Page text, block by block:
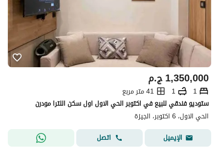
ج.م1,350,000
1
1
41 متر مربع
ستوديو فندقي للبيع في اكتوبر الحي الاول اول سكن اللترا مودرن
الحي الاول، 6 اكتوبر، الجيزة
الإيميل
اتصل